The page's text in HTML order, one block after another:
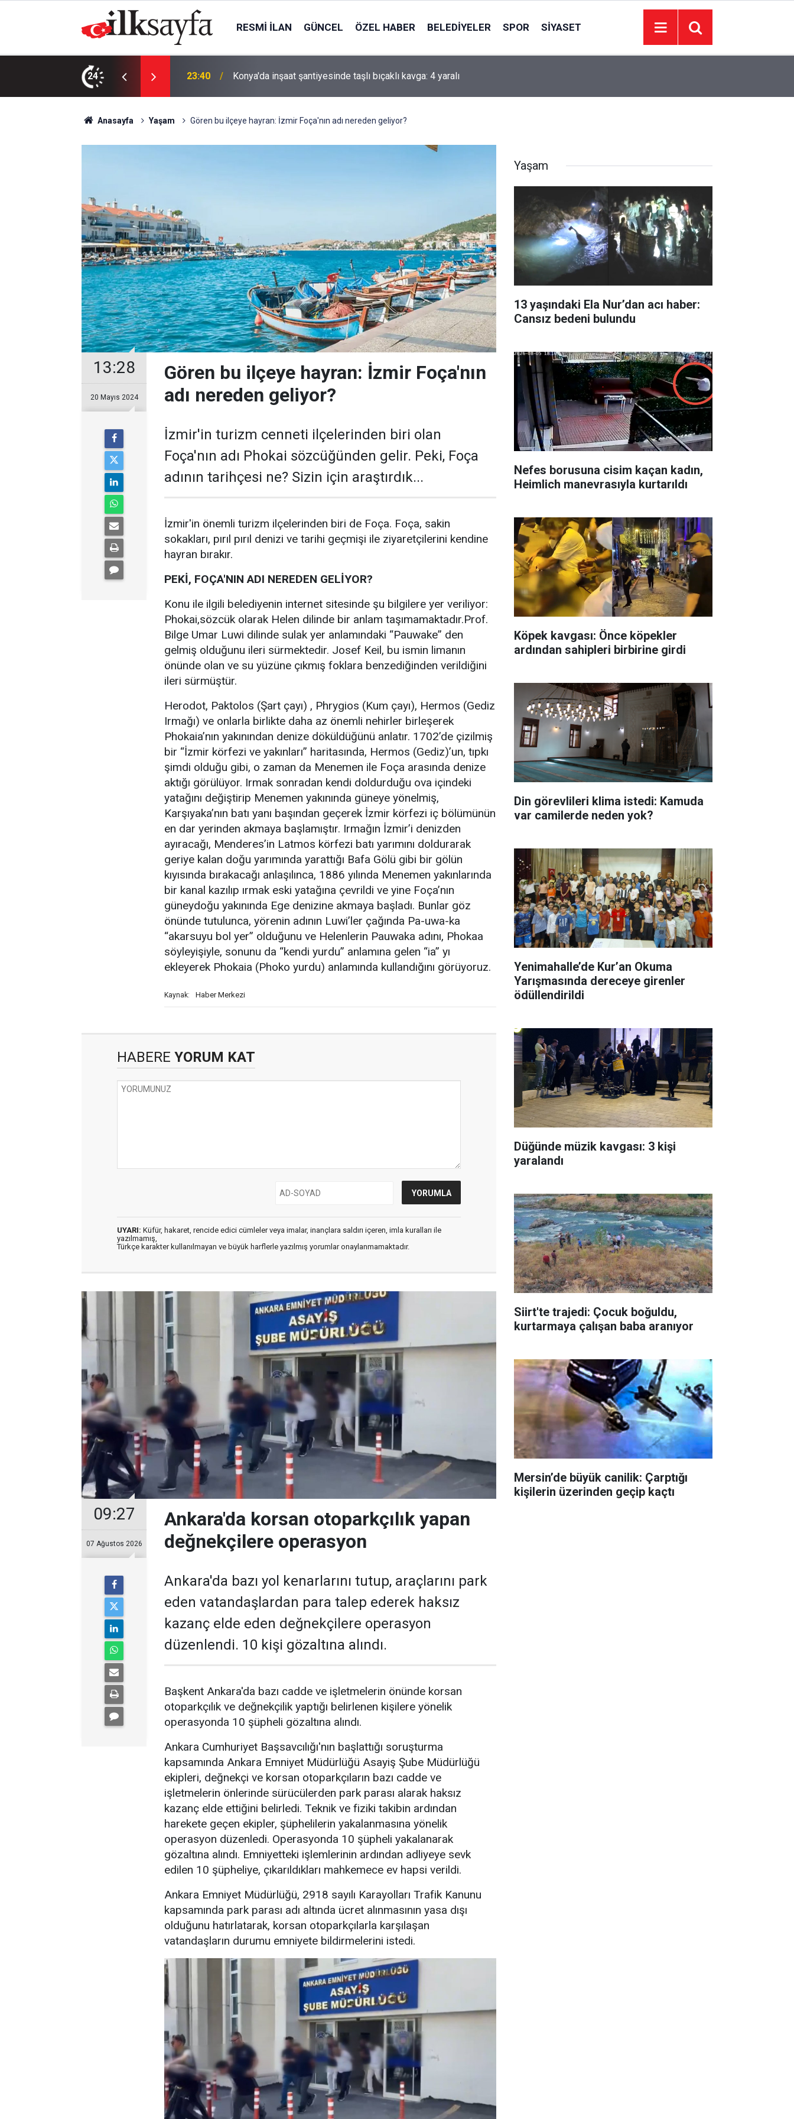
RESMI İLAN GÜNCEL ÖZEL HABER BELEDIYELER SPOR SIYASET
24
kavga: 4 yaralı 23:09
kurma kararı aldık
Anasayfa Yaşam Gören bu ilçeye hayran: İzmir Foça'nın adı nereden geliyor?
13:28
20 Mayıs 2024
Gören bu ilçeye hayran: İzmir Foça'nın
adı nereden geliyor?
İzmir'in turizm cenneti ilçelerinden biri olan
Foça'nın adı Phokai sözcüğünden gelir. Peki, Foça
adının tarihçesi ne? Sizin için araştırdık...
İzmir'in önemli turizm ilçelerinden biri de Foça. Foça, sakin
sokakları, pırıl pırıl denizi ve tarihi geçmişi ile ziyaretçilerini kendine
hayran bırakır.
PEKİ, FOÇA'NIN ADI NEREDEN GELİYOR?
Konu ile ilgili belediyenin internet sitesinde şu bilgilere yer veriliyor:
Phokai,sözcük olarak Helen dilinde bir anlam taşımamaktadır.Prof.
Bilge Umar Luwi dilinde sulak yer anlamındaki “Pauwake” den
gelmiş olduğunu ileri sürmektedir. Josef Keil, bu ismin limanın
önünde olan ve su yüzüne çıkmış foklara benzediğinden verildiğini
ileri sürmüştür.
Herodot, Paktolos (Şart çayı) , Phrygios (Kum çayı), Hermos (Gediz
Irmağı) ve onlarla birlikte daha az önemli nehirler birleşerek
Phokaia’nın yakınından denize döküldüğünü anlatır. 1702’de çizilmiş
bir “İzmir körfezi ve yakınları” haritasında, Hermos (Gediz)’un, tıpkı
şimdi olduğu gibi, o zaman da Menemen ile Foça arasında denize
aktığı görülüyor. Irmak sonradan kendi doldurduğu ova içindeki
yatağını değiştirip Menemen yakınında güneye yönelmiş,
Karşıyaka’nın batı yanı başından geçerek İzmir körfezi iç bölümünün
en dar yerinden akmaya başlamıştır. Irmağın İzmir’i denizden
ayıracağı, Menderes’in Latmos körfezi batı yarımını doldurarak
geriye kalan doğu yarımında yarattığı Bafa Gölü gibi bir gölün
kıyısında bırakacağı anlaşılınca, 1886 yılında Menemen yakınlarında
bir kanal kazılıp ırmak eski yatağına çevrildi ve yine Foça’nın
güneydoğu yakınında Ege denizine akmaya başladı. Bunlar göz
önünde tutulunca, yörenin adının Luwi’ler çağında Pa-uwa-ka
“akarsuyu bol yer” olduğunu ve Helenlerin Pauwaka adını, Phokaa
söyleyişiyle, sonunu da “kendi yurdu” anlamına gelen “ia” yı
ekleyerek Phokaia (Phoko yurdu) anlamında kullandığını görüyoruz.
Kaynak: Haber Merkezi
HABERE YORUM KAT
UYARI: Küfür, hakaret, rencide edici cümleler veya imalar, inançlara saldırı içeren, imla kuralları ile
yazılmamış,
Türkçe karakter kullanılmayan ve büyük harflerle yazılmış yorumlar onaylanmamaktadır.
09:27
07 Ağustos 2026
Ankara'da korsan otoparkçılık yapan
değnekçilere operasyon
Ankara'da bazı yol kenarlarını tutup, araçlarını park
eden vatandaşlardan para talep ederek haksız
kazanç elde eden değnekçilere operasyon
düzenlendi. 10 kişi gözaltına alındı.
Başkent Ankara'da bazı cadde ve işletmelerin önünde korsan
otoparkçılık ve değnekçilik yaptığı belirlenen kişilere yönelik
operasyonda 10 şüpheli gözaltına alındı.
Ankara Cumhuriyet Başsavcılığı'nın başlattığı soruşturma
kapsamında Ankara Emniyet Müdürlüğü Asayiş Şube Müdürlüğü
ekipleri, değnekçi ve korsan otoparkçıların bazı cadde ve
işletmelerin önlerinde sürücülerden park parası alarak haksız
kazanç elde ettiğini belirledi. Teknik ve fiziki takibin ardından
harekete geçen ekipler, şüphelilerin yakalanmasına yönelik
operasyon düzenledi. Operasyonda 10 şüpheli yakalanarak
gözaltına alındı. Emniyetteki işlemlerinin ardından adliyeye sevk
edilen 10 şüpheliye, çıkarıldıkları mahkemece ev hapsi verildi.
Ankara Emniyet Müdürlüğü, 2918 sayılı Karayolları Trafik Kanunu
kapsamında park parası adı altında ücret alınmasının yasa dışı
olduğunu hatırlatarak, korsan otoparkçılarla karşılaşan
vatandaşların durumu emniyete bildirmelerini istedi.
Yaşam
13 yaşındaki Ela Nur’dan acı haber:
Cansız bedeni bulundu
Nefes borusuna cisim kaçan kadın,
Heimlich manevrasıyla kurtarıldı
Köpek kavgası: Önce köpekler
ardından sahipleri birbirine girdi
Din görevlileri klima istedi: Kamuda
var camilerde neden yok?
Yenimahalle’de Kur’an Okuma
Yarışmasında dereceye girenler
ödüllendirildi
Düğünde müzik kavgası: 3 kişi
yaralandı
Siirt'te trajedi: Çocuk boğuldu,
kurtarmaya çalışan baba aranıyor
Mersin’de büyük canilik: Çarptığı
kişilerin üzerinden geçip kaçtı